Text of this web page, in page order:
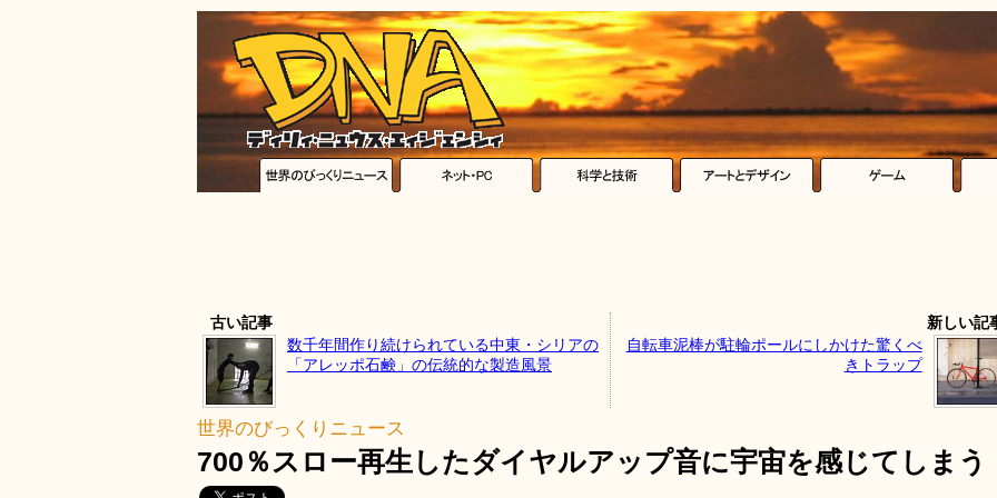
古い記事
数千年間作り続けられている中東・シリアの
「アレッポ石鹸」の伝統的な製造風景
新しい記
自転車泥棒が駐輪ポールにしかけた驚くべ
きトラップ
世界のびっくりニュース
700％スロー再生したダイヤルアップ音に宇宙を感じてしまう